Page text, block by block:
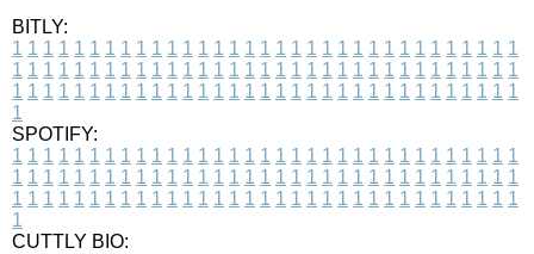
BITLY:
1 1 1 1 1 1 1 1 1 1 1 1 1 1 1 1 1 1 1 1 1 1 1 1 1 1 1 1 1 1 1 1 1
1 1 1 1 1 1 1 1 1 1 1 1 1 1 1 1 1 1 1 1 1 1 1 1 1 1 1 1 1 1 1 1 1
1 1 1 1 1 1 1 1 1 1 1 1 1 1 1 1 1 1 1 1 1 1 1 1 1 1 1 1 1 1 1 1 1
1
SPOTIFY:
1 1 1 1 1 1 1 1 1 1 1 1 1 1 1 1 1 1 1 1 1 1 1 1 1 1 1 1 1 1 1 1 1
1 1 1 1 1 1 1 1 1 1 1 1 1 1 1 1 1 1 1 1 1 1 1 1 1 1 1 1 1 1 1 1 1
1 1 1 1 1 1 1 1 1 1 1 1 1 1 1 1 1 1 1 1 1 1 1 1 1 1 1 1 1 1 1 1 1
1
CUTTLY BIO: